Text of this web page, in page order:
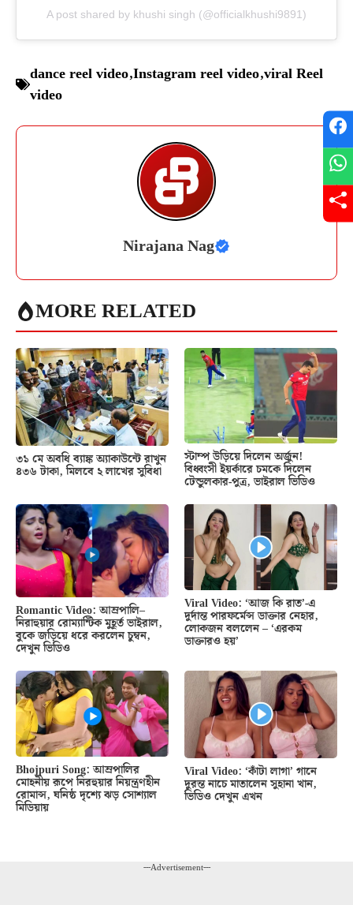
A post shared by khushi singh (@officialkhushi9891)
dance reel video,Instagram reel video,viral Reel
video
Nirajana Nag
MORE RELATED
৩১ মে অবধি ব্যাঙ্ক অ্যাকাউন্টে রাখুন
৪৩৬ টাকা, মিলবে ২ লাখের সুবিধা
স্টাম্প উড়িয়ে দিলেন অর্জুন!
বিধ্বংসী ইয়র্কারে চমকে দিলেন
টেন্ডুলকার-পুত্র, ভাইরাল ভিডিও
Romantic Video: আম্রপালি–
নিরাহুয়ার রোম্যান্টিক মুহূর্ত ভাইরাল,
বুকে জড়িয়ে ধরে করলেন চুম্বন,
দেখুন ভিডিও
Viral Video: ‘আজ কি রাত’-এ
দুর্দান্ত পারফর্মেন্স ডাক্তার নেহার,
লোকজন বললেন – ‘এরকম
ডাক্তারও হয়’
Bhojpuri Song: আম্রপালির
মোহনীয় রূপে নিরহুয়ার নিয়ন্ত্রণহীন
রোমান্স, ঘনিষ্ঠ দৃশ্যে ঝড় সোশ্যাল
মিডিয়ায়
Viral Video: ‘কাঁটা লাগা’ গানে
দুরন্ত নাচে মাতালেন সুহানা খান,
ভিডিও দেখুন এখন
---Advertisement---